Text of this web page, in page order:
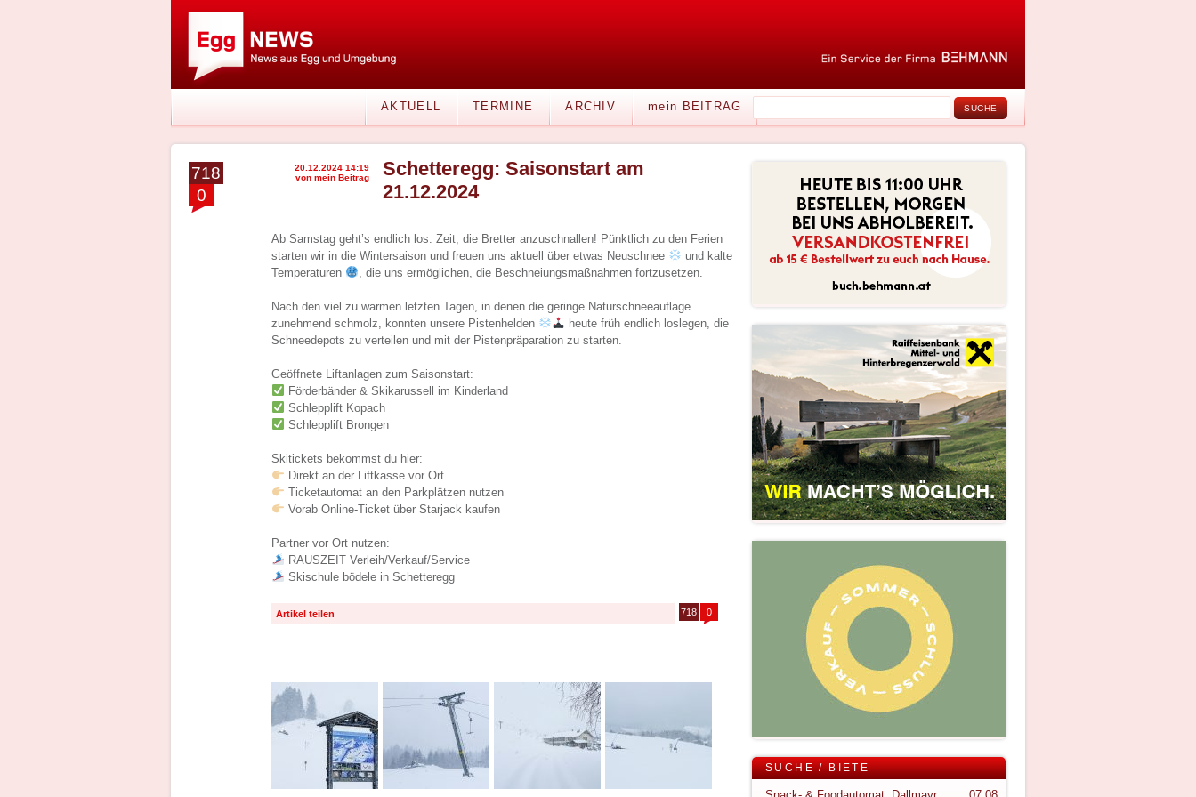
AKTUELL TERMINE ARCHIV mein BEITRAG
718
0
20.12.2024 14:19
von mein Beitrag
Schetteregg: Saisonstart am
21.12.2024
Ab Samstag geht’s endlich los: Zeit, die Bretter anzuschnallen! Pünktlich zu den Ferien
starten wir in die Wintersaison und freuen uns aktuell über etwas Neuschnee
und kalte
Temperaturen
, die uns ermöglichen, die Beschneiungsmaßnahmen fortzusetzen.
Nach den viel zu warmen letzten Tagen, in denen die geringe Naturschneeauflage
zunehmend schmolz, konnten unsere Pistenhelden
heute früh endlich loslegen, die
Schneedepots zu verteilen und mit der Pistenpräparation zu starten.
Geöffnete Liftanlagen zum Saisonstart:
Förderbänder & Skikarussell im Kinderland
Schlepplift Kopach
Schlepplift Brongen
Skitickets bekommst du hier:
Direkt an der Liftkasse vor Ort
Ticketautomat an den Parkplätzen nutzen
Vorab Online-Ticket über Starjack kaufen
Partner vor Ort nutzen:
RAUSZEIT Verleih/Verkauf/Service
Skischule bödele in Schetteregg
Artikel teilen 718 0
SUCHE / BIETE